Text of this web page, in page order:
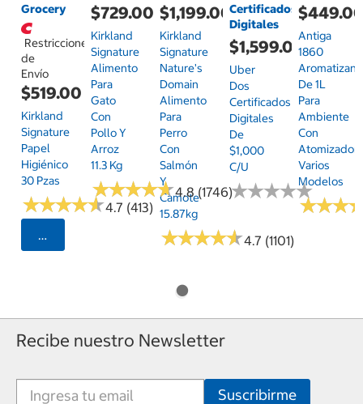
Grocery
Restricciones
de
Envío
$519.00
Kirkland
Signature
Papel
Higiénico
30 Pzas
★★★★★
★★★★★4.7 (413)
Seleccionar Código Postal
$729.00
Kirkland
Signature
Alimento
Para
Gato
Con
Pollo Y
Arroz
11.3 Kg
★★★★★
★★★★★4.8 (1746)
$1,199.00
Kirkland
Signature
Nature's
Domain
Alimento
Para
Perro
Con
Salmón
Y
Camote
15.87kg
★★★★★
★★★★★4.7 (1101)
Certificados
Digitales
$1,599.00
Uber
Dos
Certificados
Digitales
De
$1,000
C/u
★★★★★
★★★★★
Antiga
1860
De 1L
Para
Ambiente
Con
Atomizador,
Varios
Modelos
★★★
★★★
Recibe nuestro Newsletter